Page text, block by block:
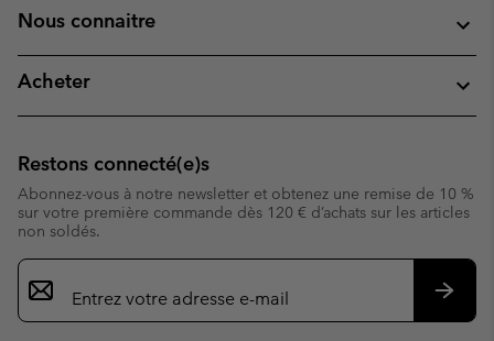
Nous connaitre
Acheter
Restons connecté(e)s
Abonnez-vous à notre newsletter et obtenez une remise de 10 %
sur votre première commande dès 120 € d’achats sur les articles
non soldés.
Inscription
par
e-